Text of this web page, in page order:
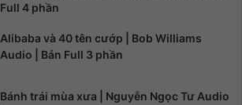
Full 4 phần
Alibaba và 40 tên cướp | Bob Williams
Audio | Bản Full 3 phần
Bánh trái mùa xưa | Nguyễn Ngọc Tư Audio